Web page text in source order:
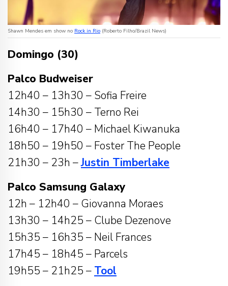
Shawn Mendes em show no Rock in Rio (Roberto Filho/Brazil News)
Domingo (30)
Palco Budweiser
12h40 – 13h30 – Sofia Freire
14h30 – 15h30 – Terno Rei
16h40 – 17h40 – Michael Kiwanuka
18h50 – 19h50 – Foster The People
21h30 – 23h –Justin Timberlake
Palco Samsung Galaxy
12h – 12h40 – Giovanna Moraes
13h30 – 14h25 – Clube Dezenove
15h35 – 16h35 – Neil Frances
17h45 – 18h45 – Parcels
19h55 – 21h25 – Tool